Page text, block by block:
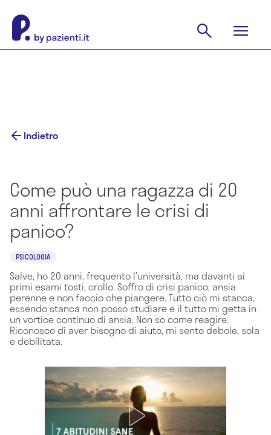
Indietro
Come può una ragazza di 20
anni affrontare le crisi di
panico?
PSICOLOGIA
Salve, ho 20 anni, frequento l’università, ma davanti ai
primi esami tosti, crollo. Soffro di crisi panico, ansia
perenne e non faccio che piangere. Tutto ciò mi stanca,
essendo stanca non posso studiare e il tutto mi getta in
un vortice continuo di ansia. Non so come reagire.
Riconosco di aver bisogno di aiuto, mi sento debole, sola
e debilitata.